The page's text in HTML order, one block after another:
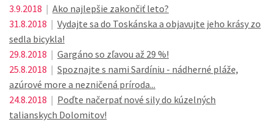
3.9.2018 | Ako najlepšie zakončiť leto?
31.8.2018 | Vydajte sa do Toskánska a objavujte jeho krásy zo
sedla bicykla!
29.8.2018 | Gargáno so zľavou až 29 %!
25.8.2018 | Spoznajte s nami Sardíniu - nádherné pláže,
azúrové more a nezničená príroda...
24.8.2018 | Poďte načerpať nové sily do kúzelných
talianskych Dolomitov!